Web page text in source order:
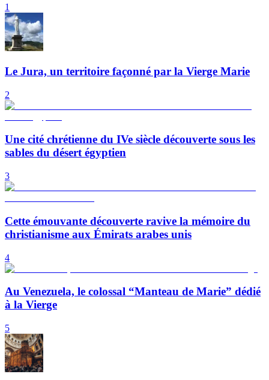
1
Le Jura, un territoire façonné par la Vierge Marie
2
Une cité chrétienne du IVe siècle découverte sous les
sables du désert égyptien
3
Cette émouvante découverte ravive la mémoire du
christianisme aux Émirats arabes unis
4
Au Venezuela, le colossal “Manteau de Marie” dédié
à la Vierge
5